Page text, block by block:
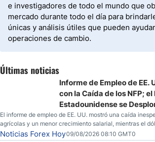
e investigadores de todo el mundo que
mercado durante todo el día para
únicas y análisis útiles que pueden
operaciones de cambio.
Últimas noticias
Informe de Empleo de EE.
con la Caída de los NFP; el
Estadounidense se
El informe de empleo de EE. UU. mostró una caída
agrícolas y un menor crecimiento salarial, mientras el
Noticias Forex Hoy09/08/2026 08:10 GMT0